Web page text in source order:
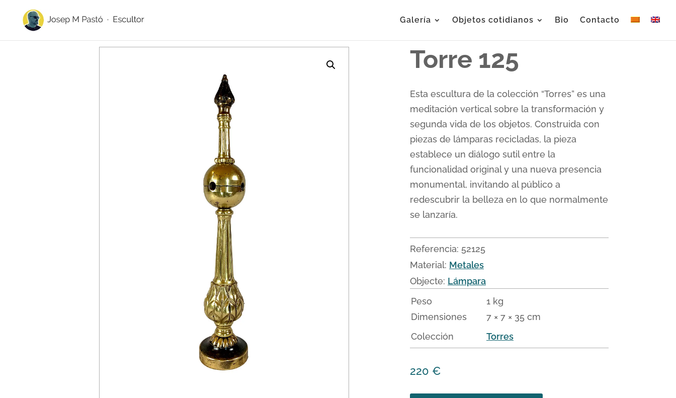
Galería Objetos cotidianos Bio Contacto
Torre 125
Esta escultura de la colección “Torres” es una
meditación vertical sobre la transformación y
segunda vida de los objetos. Construida con
piezas de lámparas recicladas, la pieza
establece un diálogo sutil entre la
funcionalidad original y una nueva presencia
monumental, invitando al público a
redescubrir la belleza en lo que normalmente
se lanzaría.
Referencia: 52125
Material: Metales
Objecte: Lámpara
Peso
1 kg
Dimensiones
7 × 7 × 35 cm
Colección
Torres
220 €